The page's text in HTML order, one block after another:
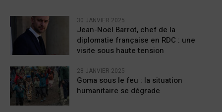
30 JANVIER 2025
Jean-Noël Barrot, chef de la
diplomatie française en RDC : une
visite sous haute tension
28 JANVIER 2025
Goma sous le feu : la situation
humanitaire se dégrade